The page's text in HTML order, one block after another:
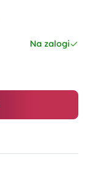
Na zalogi